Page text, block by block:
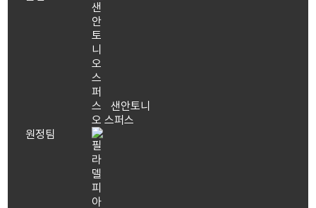
샌안토니
오 스퍼스
원정팀